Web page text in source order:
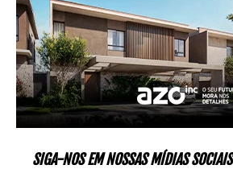
SIGA-NOS EM NOSSAS MÍDIAS SOCIAIS